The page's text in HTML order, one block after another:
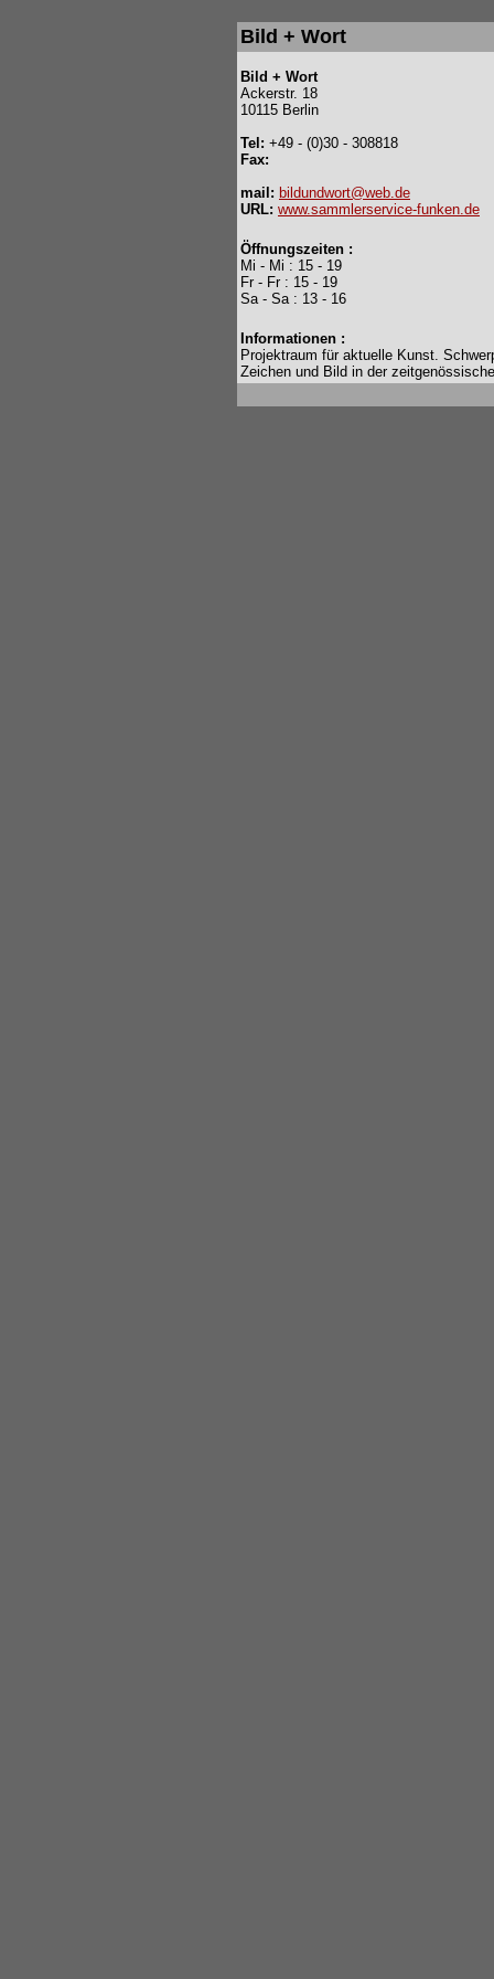
Bild + Wort
Bild + Wort
Ackerstr. 18
10115 Berlin
Tel: +49 - (0)30 - 308818
Fax:
mail: bildundwort@web.de
URL: www.sammlerservice-funken.de
Öffnungszeiten :
Mi - Mi : 15 - 19
Fr - Fr : 15 - 19
Sa - Sa : 13 - 16
Informationen :
Projektraum für aktuelle Kunst.
Zeichen und Bild in der